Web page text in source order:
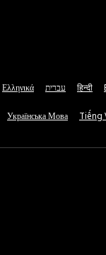
Ελληνικά עברית हिन्दी
Українська Мова Tiếng